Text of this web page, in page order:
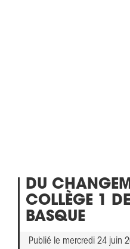
DU
COLLÈGE 1
BASQUE
Publié le mercredi 24 juin